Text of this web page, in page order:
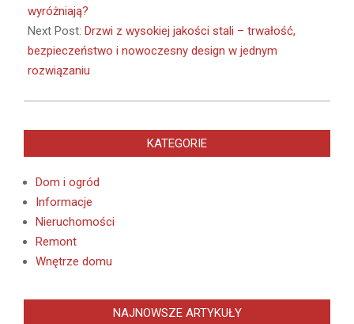
03
wyróżniają?
Next Post: Drzwi z wysokiej jakości stali – trwałość,
bezpieczeństwo i nowoczesny design w jednym
rozwiązaniu
KATEGORIE
Dom i ogród
Informacje
Nieruchomości
Remont
Wnętrze domu
NAJNOWSZE ARTYKUŁY